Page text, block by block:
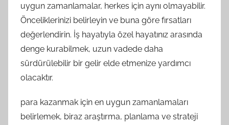
uygun zamanlamalar, herkes için aynı olmayabilir.
Önceliklerinizi belirleyin ve buna göre fırsatları
değerlendirin. İş hayatıyla özel hayatınız arasında
denge kurabilmek, uzun vadede daha
sürdürülebilir bir gelir elde etmenize yardımcı
olacaktır.
para kazanmak için en uygun zamanlamaları
belirlemek, biraz araştırma, planlama ve strateji